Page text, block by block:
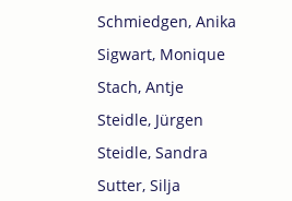
Schmiedgen, Anika
Sigwart, Monique
Stach, Antje
Steidle, Jürgen
Steidle, Sandra
Sutter, Silja